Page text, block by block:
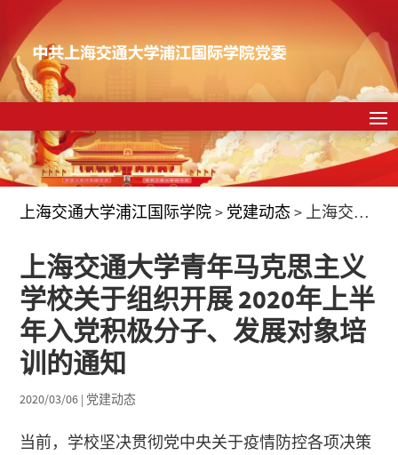
上海交通大学浦江国际学院> 党建动态 > 上海交通大学青年马克思主义学校关于组织开展 2020年上半年入党积极分子、发展对象培训的通知
上海交通大学青年马克思主义
学校关于组织开展 2020年上半
年入党积极分子、发展对象培
训的通知
2020/03/06 | 党建动态
当前，学校坚决贯彻党中央关于疫情防控各项决策